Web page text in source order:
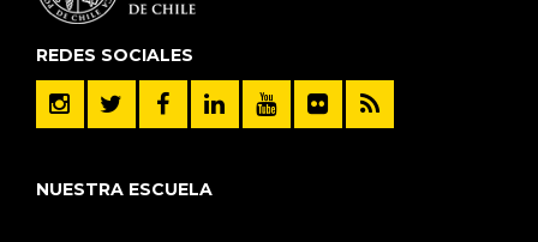
REDES SOCIALES
NUESTRA ESCUELA